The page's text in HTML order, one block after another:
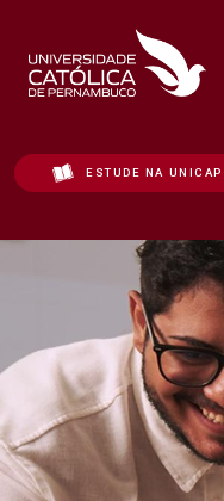
ESTUDE NA UNICAP
Medicina - Unicap